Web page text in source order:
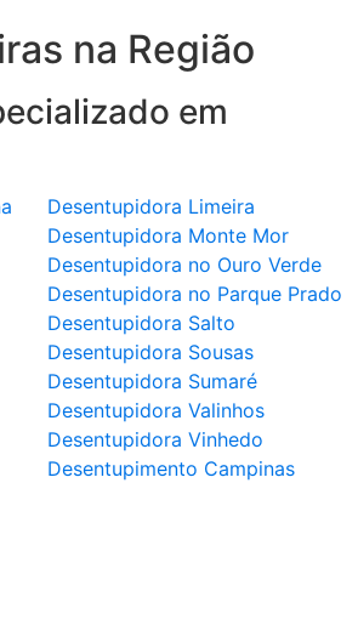
na Região
em
Desentupidora Limeira
Desentupidora Monte Mor
Desentupidora no Ouro Verde
Desentupidora no Parque Prado
Desentupidora Salto
Desentupidora Sousas
Desentupidora Sumaré
Desentupidora Valinhos
Desentupidora Vinhedo
Desentupimento Campinas